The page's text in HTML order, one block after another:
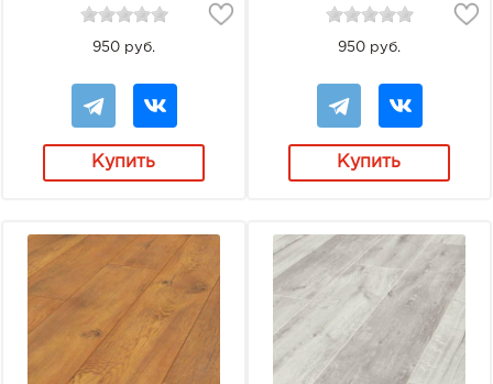
Сосна Маунтин Хат
950 руб.
Купить
Античный Хаммервуд
950 руб.
Купить